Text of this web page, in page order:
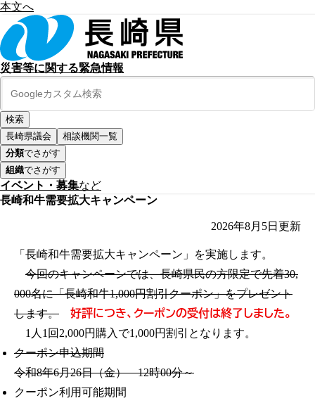
本文へ
災害等に関する緊急情報
長崎県議会
相談機関一覧
分類でさがす
組織でさがす
イベント・募集など
長崎和牛需要拡大キャンペーン
2026年8月5日 更新
「長崎和牛需要拡大キャンペーン」を実施します。
今回のキャンペーンでは、長崎県民の方限定で先着30,
000名に「長崎和牛1,000円割引クーポン」をプレゼント
します。
好評につき、クーポンの受付は終了しました。
1人1回2,000円購入で1,000円割引となります。
クーポン申込期間
令和8年6月26日（金） 12時00分～
クーポン利用可能期間